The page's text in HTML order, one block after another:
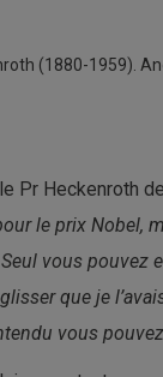
(1880-1959).
Pr Heckenroth
le prix Nobel,
vous
que je
vous